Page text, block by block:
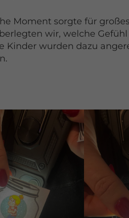
Moment sorgte für
wir, welche
Kinder wurden dazu